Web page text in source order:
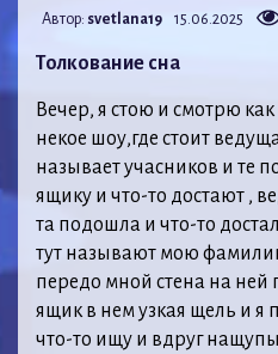
Автор: svetlana19 15.06.2025
Толкование сна
Вечер, я стою и смотрю
некое шоу,где стоит
называет учасников и те
ящику и что-то достают ,
та подошла и что-то
тут называют мою
передо мной стена на
ящик в нем узкая щель и я
что-то ищу и вдруг